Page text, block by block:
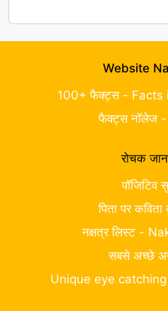
Website
100+ फैक्ट्स - Facts
फैक्ट्स नॉलेज
रोचक
पॉजिटिव
पिता पर
नक्षत्र लिस्ट -
सबसे अच्छे
Unique eye